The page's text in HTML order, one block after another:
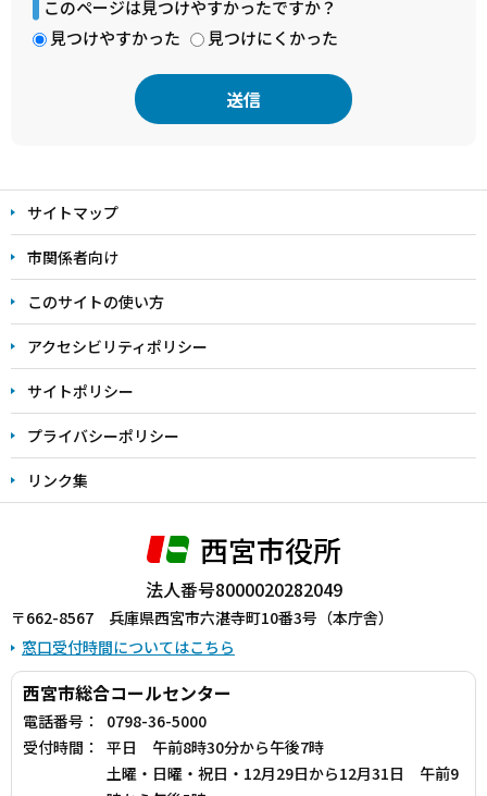
このページは見つけやすかったですか？
見つけやすかった
見つけにくかった
文
こ
こ
ま
で
サイトマップ
市関係者向け
このサイトの使い方
アクセシビリティポリシー
サイトポリシー
プライバシーポリシー
リンク集
西宮市役所
法人番号8000020282049
〒662-8567 兵庫県西宮市六湛寺町10番3号（本庁舎）
窓口受付時間についてはこちら
西宮市総合コールセンター
電話番号：
0798-36-5000
受付時間：
平日 午前8時30分から午後7時
土曜・日曜・祝日・12月29日から12月31日 午前9